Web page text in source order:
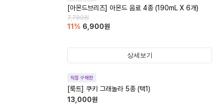
[아몬드브리즈] 아몬드 음료 4종 (190mL X 6개)
7,780원
11 % 6,900원
상세보기
직접 구매한
[룩트] 쿠키 그래놀라 5종 (택1)
13,000원